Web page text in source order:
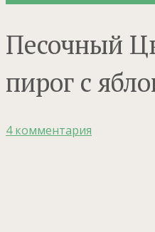
Песочный
пирог с
4 комментария